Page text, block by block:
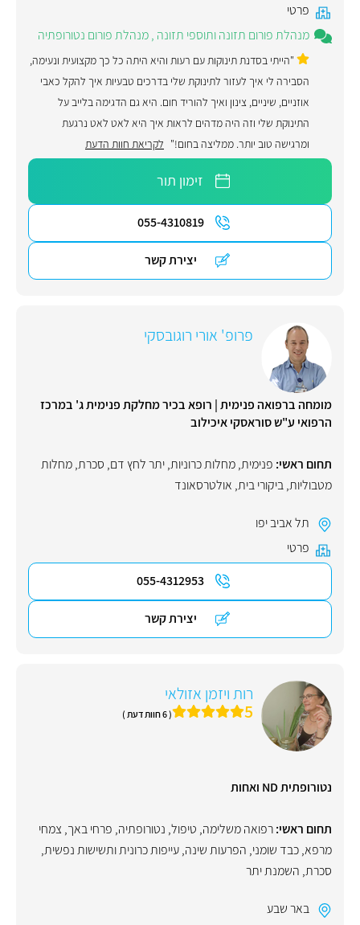
פרטי
מנהלת פורום תזונה ותוספי תזונה ,מנהלת פורום נטורופתיה
"הייתי בסדנת תינוקות עם רעות והיא היתה כל כך מקצועית ונעימה,
הסבירה לי איך לעזור לתינוקת שלי בדרכים טבעיות איך להקל כאבי
אוזניים, שיניים, צינון ואיך להוריד חום. היא גם הדגימה בלייב על
התינוקת שלי וזה היה מדהים לראות איך היא לאט לאט נרגעת
ומרגישה טוב יותר. ממליצה בחום!" לקריאת חוות הדעת
זימון תור
055-4310819
יצירת קשר
פרופ' אורי רוגובסקי
מומחה ברפואה פנימית | רופא בכיר מחלקת פנימית ג' במרכז
הרפואי ע"ש סוראסקי איכילוב
תחום ראשי: פנימית,מחלות כרוניות,יתר לחץ דם, סכרת,מחלות
מטבוליות,ביקורי בית, אולטרסאונד
תל אביב יפו
פרטי
055-4312953
יצירת קשר
רות ויזמן אזולאי
5 ( 6 חוות דעת )
נטורופתית ND ואחות
תחום ראשי:רפואה משלימה, טיפול, נטורופתיה, פרחי באך, צמחי
מרפא,כבד שומני, הפרעות שינה,עייפות כרונית ותשישות נפשית,
סכרת, השמנת יתר
באר שבע